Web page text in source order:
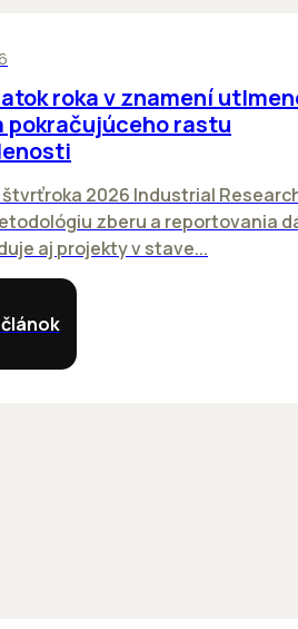
roka v znamení
pokračujúceho rastu
2026 Industrial
zberu a reportovania
aj projekty v stave...